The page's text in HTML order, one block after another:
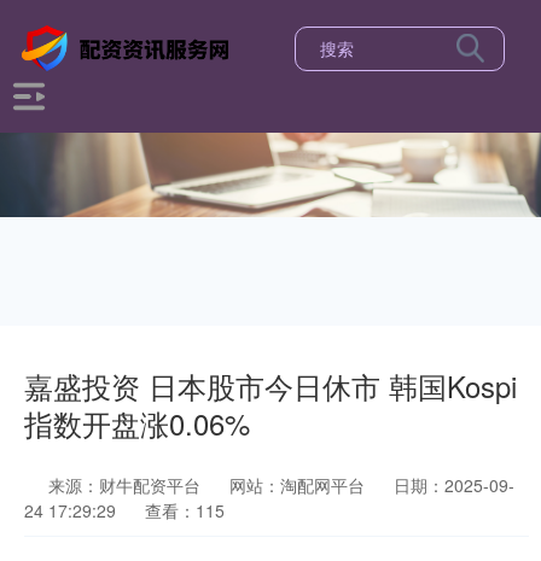
嘉盛投资 日本股市今日休市 韩国Kospi
指数开盘涨0.06%
来源：财牛配资平台 网站：淘配网平台
日期：2025-09-
24 17:29:29
查看：115